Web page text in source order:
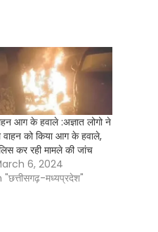
आग के हवाले :अज्ञात लोगो ने
वाहन को किया आग के हवाले,
कर रही मामले की जांच
6, 2024
"छत्तीसगढ़-मध्यप्रदेश"